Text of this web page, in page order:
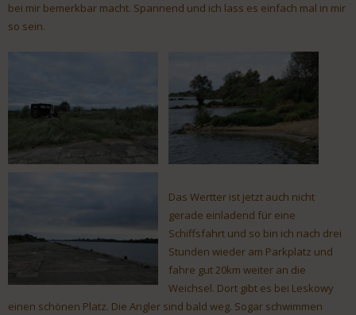
bei mir bemerkbar macht. Spannend und ich lass es einfach mal in mir
so sein.
Das Wertter ist jetzt auch nicht
gerade einladend für eine
Schiffsfahrt und so bin ich nach drei
Stunden wieder am Parkplatz und
fahre gut 20km weiter an die
Weichsel. Dort gibt es bei Leskowy
einen schönen Platz. Die Angler sind bald weg. Sogar schwimmen